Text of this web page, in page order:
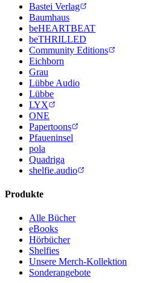
Bastei Verlag
Baumhaus
beHEARTBEAT
beTHRILLED
Community Editions
Eichborn
Grau
Lübbe Audio
Lübbe
LYX
ONE
Papertoons
Pfaueninsel
pola
Quadriga
shelfie.audio
Produkte
Alle Bücher
eBooks
Hörbücher
Shelfies
Unsere Merch-Kollektion
Sonderangebote